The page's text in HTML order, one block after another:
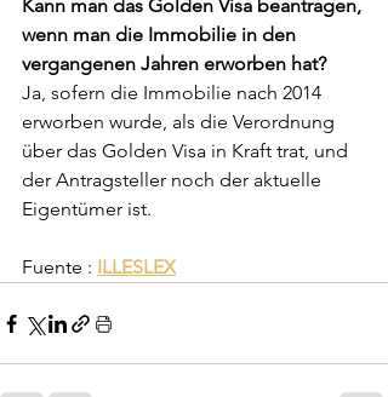
Kann man das Golden Visa beantragen,
wenn man die Immobilie in den
vergangenen Jahren erworben hat?
Ja, sofern die Immobilie nach 2014
erworben wurde, als die Verordnung
über das Golden Visa in Kraft trat, und
der Antragsteller noch der aktuelle
Eigentümer ist.
Fuente : ILLESLEX